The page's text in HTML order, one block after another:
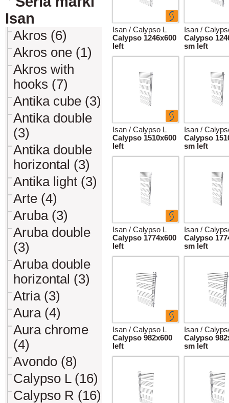
Isan
Akros (6)
Akros one (1)
Akros with
hooks (7)
Antika cube (3)
Antika double
(3)
Antika double
horizontal (3)
Antika light (3)
Arte (4)
Aruba (3)
Aruba double
(3)
Aruba double
horizontal (3)
Atria (3)
Aura (4)
Aura chrome
(4)
Avondo (8)
Calypso L (16)
Calypso R (16)
Isan / Calypso L
Calypso 1246x600
left
Isan /
Calypso
sm left
Isan / Calypso L
Calypso 1510x600
left
Isan /
Calypso
sm left
Isan / Calypso L
Calypso 1774x600
left
Isan /
Calypso
sm left
Isan / Calypso L
Calypso 982x600
left
Isan /
Calypso
sm left